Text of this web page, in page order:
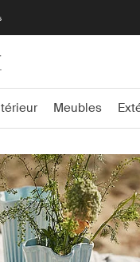
de retour prepayé
Meubles